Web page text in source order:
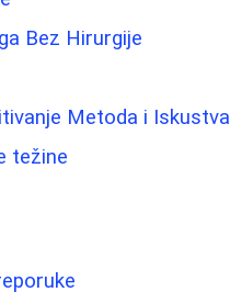
Bez Hirurgije
Metoda i Iskustva
težine